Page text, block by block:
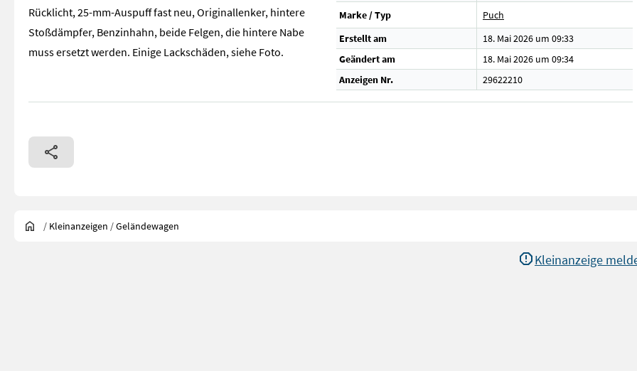
Rücklicht, 25-mm-Auspuff fast neu, Originallenker, hintere
Stoßdämpfer, Benzinhahn, beide Felgen, die hintere Nabe
muss ersetzt werden. Einige Lackschäden, siehe Foto.
Marke / Typ
Puch
Erstellt am
18. Mai 2026 um 09:33
Geändert am
18. Mai 2026 um 09:34
Anzeigen Nr.
29622210
/ Kleinanzeigen /Geländewagen
Kleinanzeige